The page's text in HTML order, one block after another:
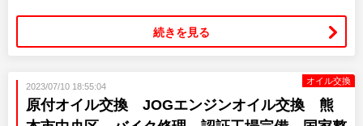
続きを見る
オイル交換
2023/07/10 18:55:04
原付オイル交換 JOGエンジンオイル交換 熊